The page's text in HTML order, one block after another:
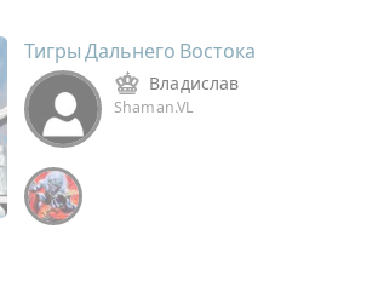
Тигры Дальнего Востока
Владислав
Shaman.VL